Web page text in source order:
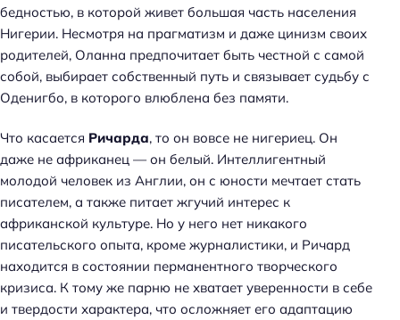
бедностью, в которой живет большая часть населения
Нигерии. Несмотря на прагматизм и даже цинизм своих
родителей, Оланна предпочитает быть честной с самой
собой, выбирает собственный путь и связывает судьбу с
Оденигбо, в которого влюблена без памяти.
Что касается Ричарда, то он вовсе не нигериец. Он
даже не африканец — он белый. Интеллигентный
молодой человек из Англии, он с юности мечтает стать
писателем, а также питает жгучий интерес к
африканской культуре. Но у него нет никакого
писательского опыта, кроме журналистики, и Ричард
находится в состоянии перманентного творческого
кризиса. К тому же парню не хватает уверенности в себе
и твердости характера, что осложняет его адаптацию